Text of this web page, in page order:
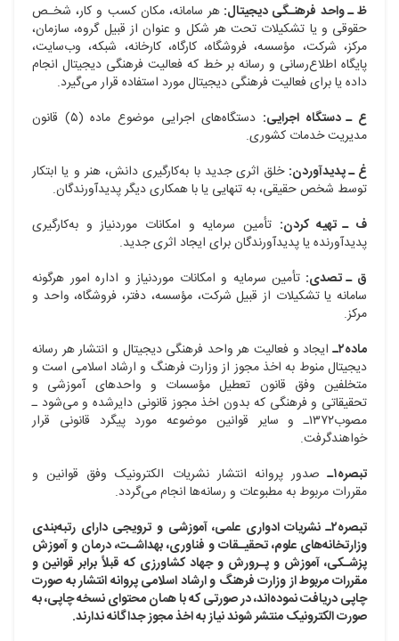
ظ ـ واحد فرهنـگی دیجیتال: هر سامانه، مکان کسب و کار، شخـص
حقوقی و یا تشکیلات تحت هر شکل و عنوان از قبیل گروه، سازمان،
مرکز، شرکت، مؤسسه، فروشگاه، کارگاه، کارخانه، شبکه، وب‌سایت،
پایگاه اطلاع‌رسانی و رسانه بر خط که فعالیت فرهنگی دیجیتال انجام
داده یا برای فعالیت فرهنگی دیجیتال مورد استفاده قرار می‌گیرد.
ع ـ دستگاه اجرایی:
دستگاه‌های اجرایی موضوع ماده (۵) قانون
مدیریت خدمات کشوری.
غ ـ پدیدآوردن: خلق اثری جدید با به‌کارگیری دانش، هنر و یا ابتکار
توسط شخص حقیقی، به تنهایی یا با همکاری دیگر پدیدآورندگان.
ف ـ تهیه کردن: تأمین سرمایه و امکانات موردنیاز و به‌کارگیری
پدیدآورنده یا پدیدآورندگان برای ایجاد اثری جدید.
ق ـ تصدی: تأمین سرمایه و امکانات موردنیاز و اداره امور هرگونه
سامانه یا تشکیلات از قبیل شرکت، مؤسسه، دفتر، فروشگاه، واحد و
مرکز.
ماده۲ـ
ایجاد و فعالیت هر واحد فرهنگی دیجیتال و انتشار هر رسانه
دیجیتال منوط به اخذ مجوز از وزارت فرهنگ و ارشاد اسلامی است و
متخلفین وفق قانون تعطیل مؤسسات و واحدهای آموزشی و
تحقیقاتی و فرهنگی که بدون اخذ مجوز قانونی دایرشده و می‌شود ـ
مصوب۱۳۷۲ـ و سایر قوانین موضوعه مورد پیگرد قانونی قرار
خواهندگرفت.
تبصره۱ـ
صدور پروانه انتشار نشریات الکترونیک وفق قوانین و
مقررات مربوط به مطبوعات و رسانه‌ها انجام می‌گردد.
تبصره۲ـ نشریات ادواری علمی، آموزشی و ترویجی دارای رتبه‌بندی
وزارتخانه‌های علوم، تحقیـقات و فناوری، بهداشـت، درمان و آموزش
پزشـکی، آموزش و پـرورش و جهاد کشاورزی که قبلاً برابر قوانین و
مقررات مربوط از وزارت فرهنگ و ارشاد اسلامی پروانه انتشار به صورت
چاپی دریافت نموده‌اند، در صورتی که با همان محتوای نسخه چاپی، به
صورت الکترونیک منتشر شوند نیاز به اخذ مجوز جداگانه ندارند.